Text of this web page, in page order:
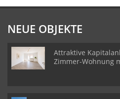
NEUE OBJEKTE
Attraktive
Zimmer-Wohnung